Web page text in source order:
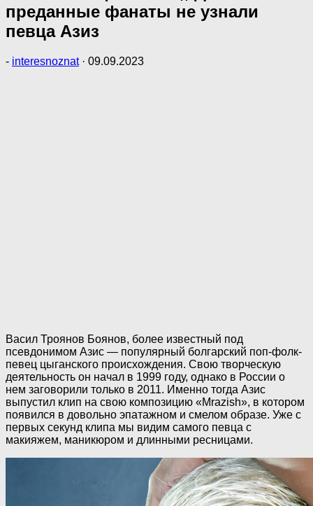
преданные фанаты не узнали
певца Азиз
- interesnoznat · 09.09.2023
Васил Троянов Боянов, более известный под
псевдонимом Азис — популярный болгарский поп-фолк-
певец цыганского происхождения. Свою творческую
деятельность он начал в 1999 году, однако в России о
нем заговорили только в 2011. Именно тогда Азис
выпустил клип на свою композицию «Mrazish», в котором
появился в довольно эпатажном и смелом образе. Уже с
первых секунд клипа мы видим самого певца с
макияжем, маникюром и длинными ресницами.